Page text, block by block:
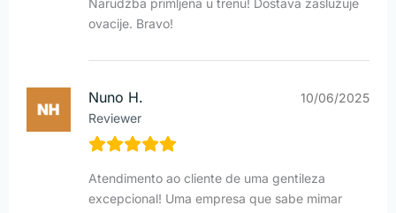
Narudžba primljena u trenu! Dostava zaslužuje
ovacije. Bravo!
Nuno H.
Reviewer
10/06/2025
Atendimento ao cliente de uma gentileza
excepcional! Uma empresa que sabe mimar